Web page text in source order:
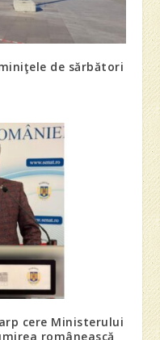
de sărbători
cere Ministerului
românească